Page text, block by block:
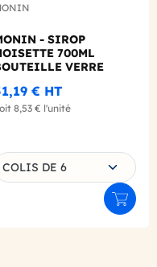
- SIROP
700ML
VERRE
€ HT
8,53 € l'unité
une déclinaison
COLIS DE 6